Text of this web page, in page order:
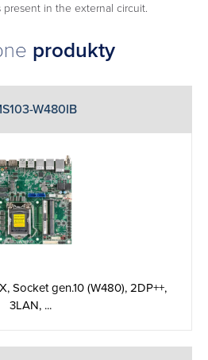
in the external circuit.
produkty
W480IB
Socket gen.10 (W480), 2DP++,
3LAN, ...